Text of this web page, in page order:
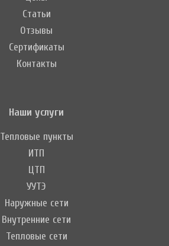
Статьи
Отзывы
Сертификаты
Контакты
Наши услуги
Тепловые пункты
ИТП
ЦТП
УУТЭ
Наружные сети
Внутренние сети
Тепловые сети